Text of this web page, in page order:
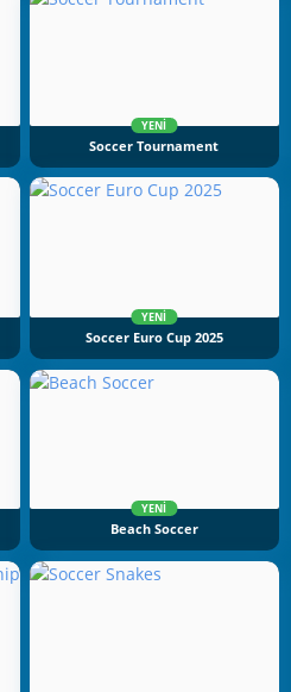
YENI
Soccer Tournament
YENI
Soccer Euro Cup 2025
YENI
Beach Soccer